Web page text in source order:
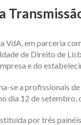
VdA, em parceria
de Direito de
e do
se a profissionais
dia 12 de setembro,
por três